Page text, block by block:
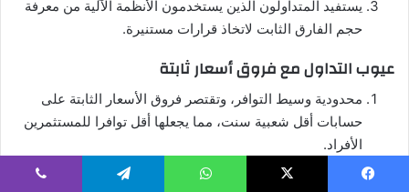
يستفيد المتداولون الذين يستخدمون الأنظمة الآلية من معرفة
حجم الفارق الثابت لاتخاذ قرارات مستنيرة.
عيوب التداول مع فروق أسعار ثابتة
محدودية وسيط التوافر، وتقتصر فروق الأسعار الثابتة على
حسابات أقل شعبية سنت، مما يجعلها أقل توافرا للمستثمرين
الأفراد.
الوسطاء الذين يقدمون فروق أسعار ثابتة يعتبرون التقلب،